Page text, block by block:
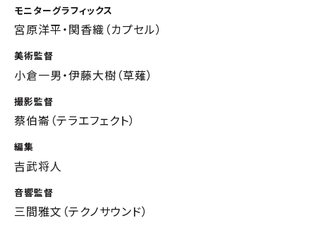
モニターグラフィックス
宮原洋平・関香織（カプセル）
美術監督
小倉一男・伊藤大樹（草薙）
撮影監督
蔡伯崙（テラエフェクト）
編集
吉武将人
音響監督
三間雅文（テクノサウンド）